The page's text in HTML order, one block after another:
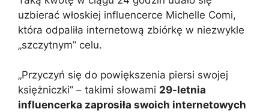
uzbierać włoskiej influencerce Michelle Comi,
która odpaliła internetową zbiórkę w niezwykle
„szczytnym” celu.
„Przyczyń się do powiększenia piersi swojej
księżniczki” – takimi słowami 29-letnia
influencerka zaprosiła swoich internetowych